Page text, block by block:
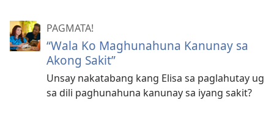
PAGMATA!
“Wala Ko Maghunahuna Kanunay sa
Akong Sakit”
Unsay nakatabang kang Elisa sa paglahutay ug
sa dili paghunahuna kanunay sa iyang sakit?